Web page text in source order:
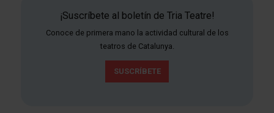
¡Suscríbete al boletín de Tria Teatre!
Conoce de primera mano la actividad cultural de los
teatros de Catalunya.
SUSCRÍBETE